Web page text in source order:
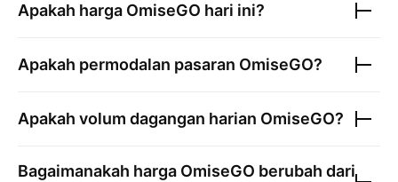
Apakah harga OmiseGO hari ini?
Apakah permodalan pasaran OmiseGO?
Apakah volum dagangan harian OmiseGO?
Bagaimanakah harga OmiseGO berubah dari